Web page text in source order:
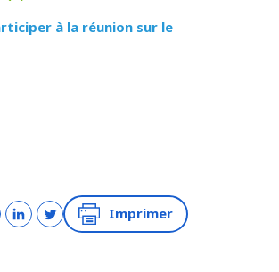
à la réunion sur le
Imprimer